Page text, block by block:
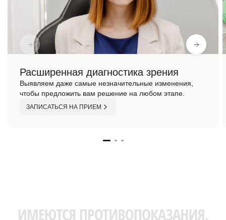
Расширенная диагностика зрения
Выявляем даже самые незначительные изменения,
чтобы предложить вам решение на любом этапе.
ЗАПИСАТЬСЯ НА ПРИЕМ